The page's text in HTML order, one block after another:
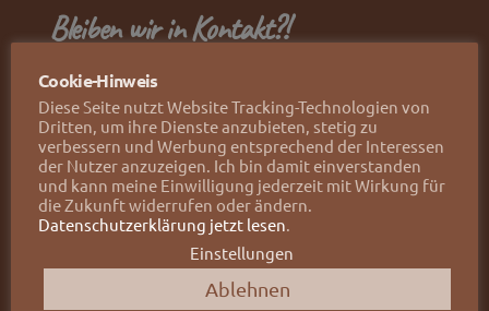
Bleiben wir in Kontakt?!
FacebookInstagram
E-
Mail
Cookie-Hinweis
Diese Seite nutzt Website Tracking-Technologien von
Dritten, um ihre Dienste anzubieten, stetig zu
verbessern und Werbung entsprechend der Interessen
der Nutzer anzuzeigen. Ich bin damit einverstanden
und kann meine Einwilligung jederzeit mit Wirkung für
die Zukunft widerrufen oder ändern.
Datenschutzerklärung jetzt lesen.
Einstellungen
Ablehnen